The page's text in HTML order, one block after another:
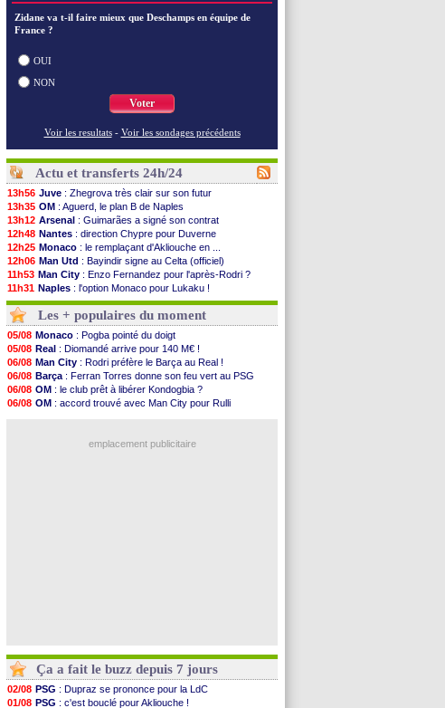
Zidane va t-il faire mieux que Deschamps en équipe de
France ?
OUI
NON
Voter
Voir les resultats - Voir les sondages précédents
Actu et transferts 24h/24
13h56 Juve : Zhegrova très clair sur son futur
13h35 OM : Aguerd, le plan B de Naples
13h12 Arsenal : Guimarães a signé son contrat
12h48 Nantes : direction Chypre pour Duverne
12h25 Monaco : le remplaçant d'Akliouche en ...
12h06 Man Utd : Bayindir signe au Celta (officiel)
11h53 Man City : Enzo Fernandez pour l'après-Rodri ?
11h31 Naples : l'option Monaco pour Lukaku !
11h10 OM: Lucas Perri a été approché
10h52
PSG : le coach de l'Ajax insiste pour Godts
10h33 PSG: une 2e offre en préparation pour Godts
10h12
Francfort : Dina Ebimbe signe à Schalke (off.)
10h09
Strasbourg: Saïdou Sow prêté à Nantes (off.)
10h05
Monaco : Filipe Luis aimerait garder Balogun
09h44
Dortmund: Newcastle est prévenu pour Nmecha
09h24
Barça : première offre à 45 M€ pour Rodri ?
09h06
Argentine: le soutien très appuyé à Infantino
: la CAF soutient Infantino
Les + populaires du moment
05/08 Monaco : Pogba pointé du doigt
05/08 Real : Diomandé arrive pour 140 M€ !
06/08 Man City : Rodri préfère le Barça au Real !
06/08 Barça : Ferran Torres donne son feu vert au PSG
06/08 OM : le club prêt à libérer Kondogbia ?
06/08 OM : accord trouvé avec Man City pour Rulli
emplacement publicitaire
Ça a fait le buzz depuis 7 jours
02/08 PSG : Dupraz se prononce pour la LdC
01/08 PSG : c'est bouclé pour Akliouche !